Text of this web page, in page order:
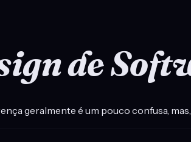
de
geralmente é um pouco confusa,